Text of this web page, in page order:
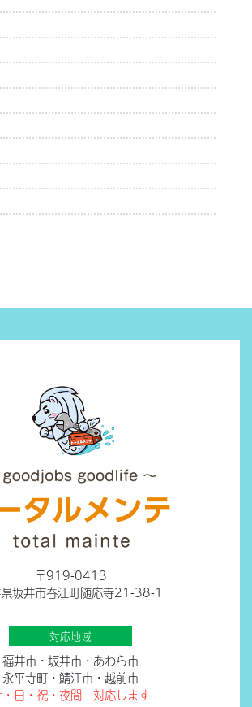
〒919-0413
坂井市春江町随応寺21-38-1
対応地域
福井市・坂井市・あわら市
永平寺町・鯖江市・越前市
・日・祝・夜間 対応します